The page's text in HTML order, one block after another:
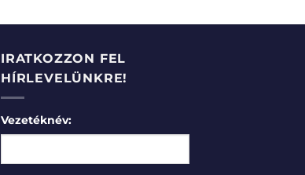
IRATKOZZON FEL
HÍRLEVELÜNKRE!
Vezetéknév: